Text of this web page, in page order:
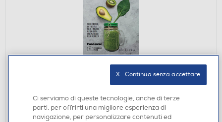
ACCESSORI CUCINA
PANASONIC - LIBRO BERIA
Acquisto online:disponibile
Ritiro in negozio in 30' gratuito:verifica
Ci serviamo di queste tecnologie, anche di terze
parti, per offrirti una migliore esperienza di
navigazione, per personalizzare contenuti ed
X   Continua senza accettare